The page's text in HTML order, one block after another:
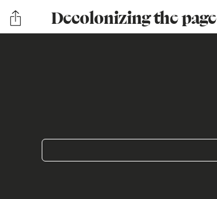
Decolonizing the page